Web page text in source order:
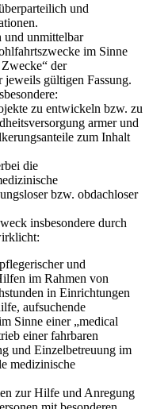
und
und unmittelbar
im Sinne
der
gültigen Fassung.
zu entwickeln bzw. zu
armer und
zum Inhalt
die
bzw. obdachloser
insbesondere durch
und
im Rahmen von
in Einrichtungen
aufsuchende
Sinne einer „medical
einer fahrbaren
und Einzelbetreuung im
medizinische
zur Hilfe und Anregung